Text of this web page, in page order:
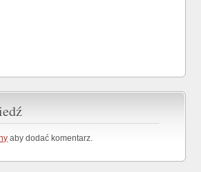
aby dodać komentarz.